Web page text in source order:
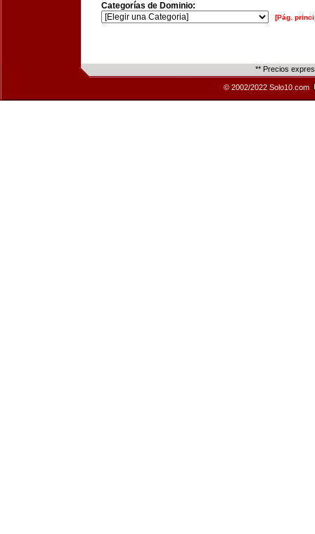
Categorías de Dominio:
[Pág.
** Precios
© 2002/2022 Solo10.com